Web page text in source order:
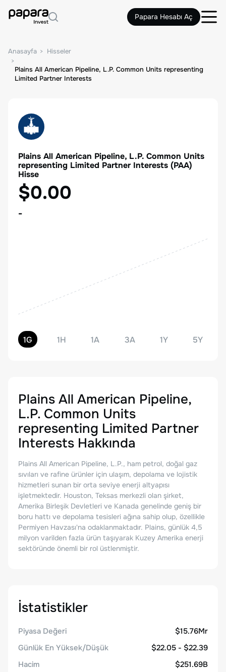
Papara Hesabı Aç
Anasayfa Hisseler
Plains All American Pipeline, L.P. Common Units representing
Limited Partner Interests
Plains All American Pipeline, L.P. Common Units
representing Limited Partner Interests (PAA)
Hisse
$0.00
-
1G 1H 1A 3A 1Y 5Y
Plains All American Pipeline,
L.P. Common Units
representing Limited Partner
Interests Hakkında
Plains All American Pipeline, L.P., ham petrol, doğal gaz
sıvıları ve rafine ürünler için ulaşım, depolama ve lojistik
hizmetleri sunan bir orta seviye enerji altyapısı
işletmektedir. Houston, Teksas merkezli olan şirket,
Amerika Birleşik Devletleri ve Kanada genelinde geniş bir
boru hattı ve depolama tesisleri ağına sahip olup, özellikle
Permiyen Havzası'na odaklanmaktadır. Plains, günlük 4,5
milyon varilden fazla ürün taşıyarak Kuzey Amerika enerji
sektöründe önemli bir rol üstlenmiştir.
İstatistikler
Piyasa Değeri
$15.76Mr
Günlük En Yüksek/Düşük
$22.05 - $22.39
Hacim
$251.69B